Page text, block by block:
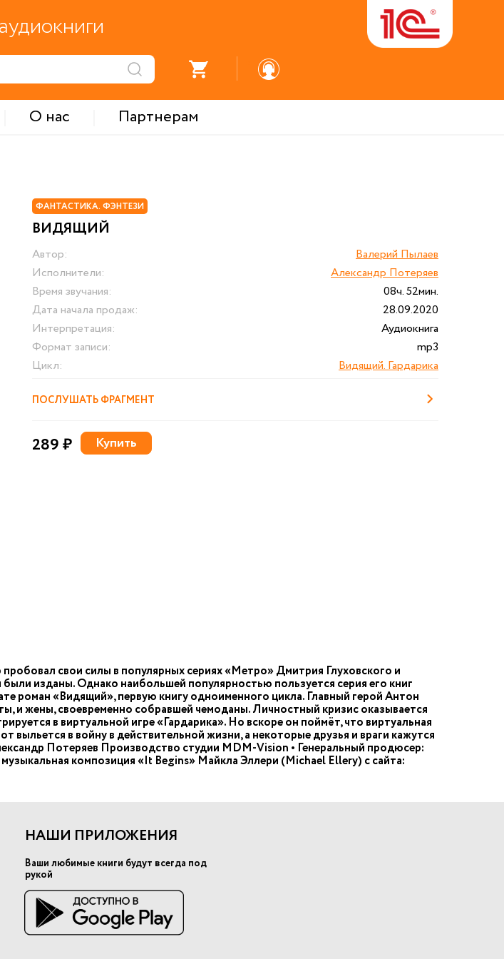
О нас
Партнерам
ФАНТАСТИКА. ФЭНТЕЗИ
ВИДЯЩИЙ
Автор:
Валерий Пылаев
Исполнители:
Александр Потеряев
Время звучания:
08ч. 52мин.
Дата начала продаж:
28.09.2020
Интерпретация:
Аудиокнига
Формат записи:
mp3
Цикл:
Видящий. Гардарика
ПОСЛУШАТЬ ФРАГМЕНТ
289 ₽ Купить
свои силы в популярных сериях «Метро» Дмитрия Глуховского и
изданы. Однако наибольшей популярностью пользуется серия его книг
роман «Видящий», первую книгу одноименного цикла. Главный герой Антон
и жены, своевременно собравшей чемоданы. Личностный кризис оказывается
в виртуальной игре «Гардарика». Но вскоре он поймёт, что виртуальная
выльется в войну в действительной жизни, а некоторые друзья и враги кажутся
Потеряев Производство студии MDM-Vision • Генеральный продюсер:
композиция «It Begins» Майкла Эллери (Michael Ellery) с сайта:
НАШИ ПРИЛОЖЕНИЯ
Ваши любимые книги будут всегда под
рукой